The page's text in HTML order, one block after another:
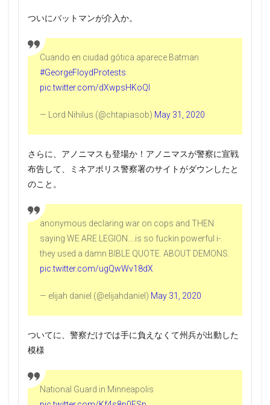
ついにバットマンが介入か。
Cuando en ciudad gótica aparece Batman
#GeorgeFloydProtests
pic.twitter.com/dXwpsHKoQl
— Lord Nihilus (@chtapiasob) May 31, 2020
さらに、アノニマスも登場か！アノニマスが警察に宣戦
布告して、ミネアポリス警察署のサイトがダウンしたと
のこと。
anonymous declaring war on cops and THEN
saying WE ARE LEGION….is so fuckin powerful i-.
they used a damn BIBLE QUOTE. ABOUT DEMONS.
pic.twitter.com/ugQwWv18dX
— elijah daniel (@elijahdaniel) May 31, 2020
ついてに、警察だけでは手に負えなくて州兵が出動した
模様
National Guard in Minneapolis